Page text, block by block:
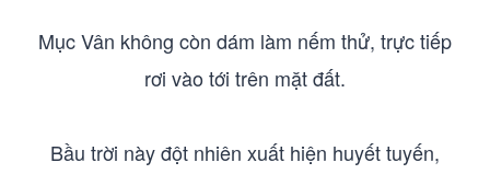
Mục Vân không còn dám làm nếm thử, trực tiếp
rơi vào tới trên mặt đất.
Bầu trời này đột nhiên xuất hiện huyết tuyến,